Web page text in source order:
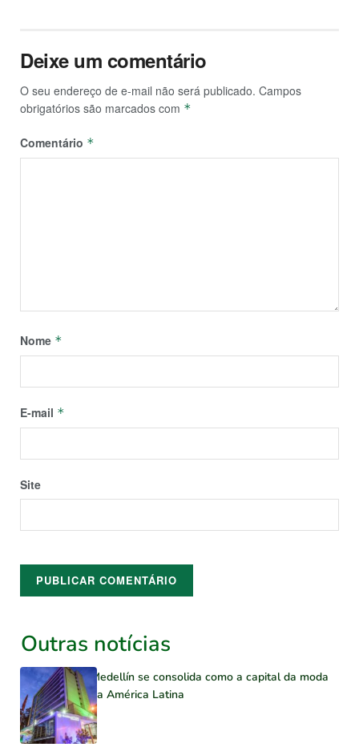
Deixe um comentário
O seu endereço de e-mail não será publicado. Campos
obrigatórios são marcados com *
Comentário *
Nome *
E-mail *
Site
Outras notícias
Medellín se consolida como a capital da moda
na América Latina